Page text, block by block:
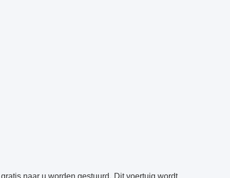
naar u worden gestuurd. Dit voertuig wordt